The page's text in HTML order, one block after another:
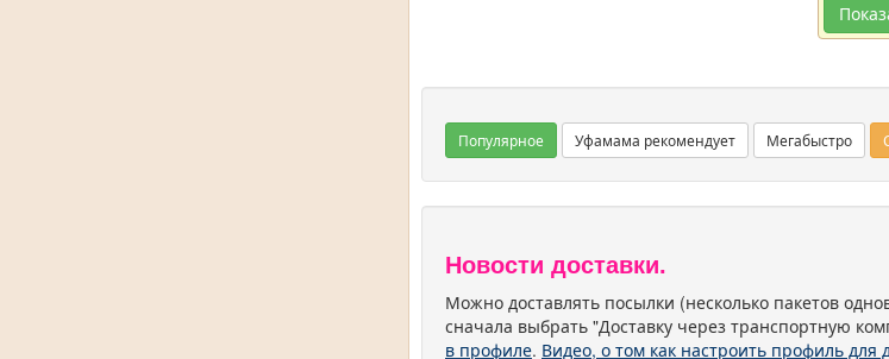
Популярное Уфамама рекомендует Мегабыстро
Новости доставки.
Можно доставлять посылки (несколько пакетов
сначала выбрать "Доставку через транспортную
в профиле. Видео, о том как настроить профиль для